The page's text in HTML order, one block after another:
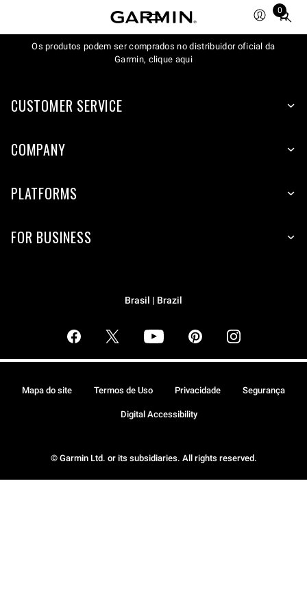
0
Total
items
in
Os produtos podem ser comprados no distribuidor oficial da
Garmin, clique aqui
CUSTOMER SERVICE
COMPANY
PLATFORMS
FOR BUSINESS
Brasil | Brazil
© Garmin Ltd. or its subsidiaries. All rights reserved.
Mapa do site Termos de Uso Privacidade Segurança
Digital Accessibility